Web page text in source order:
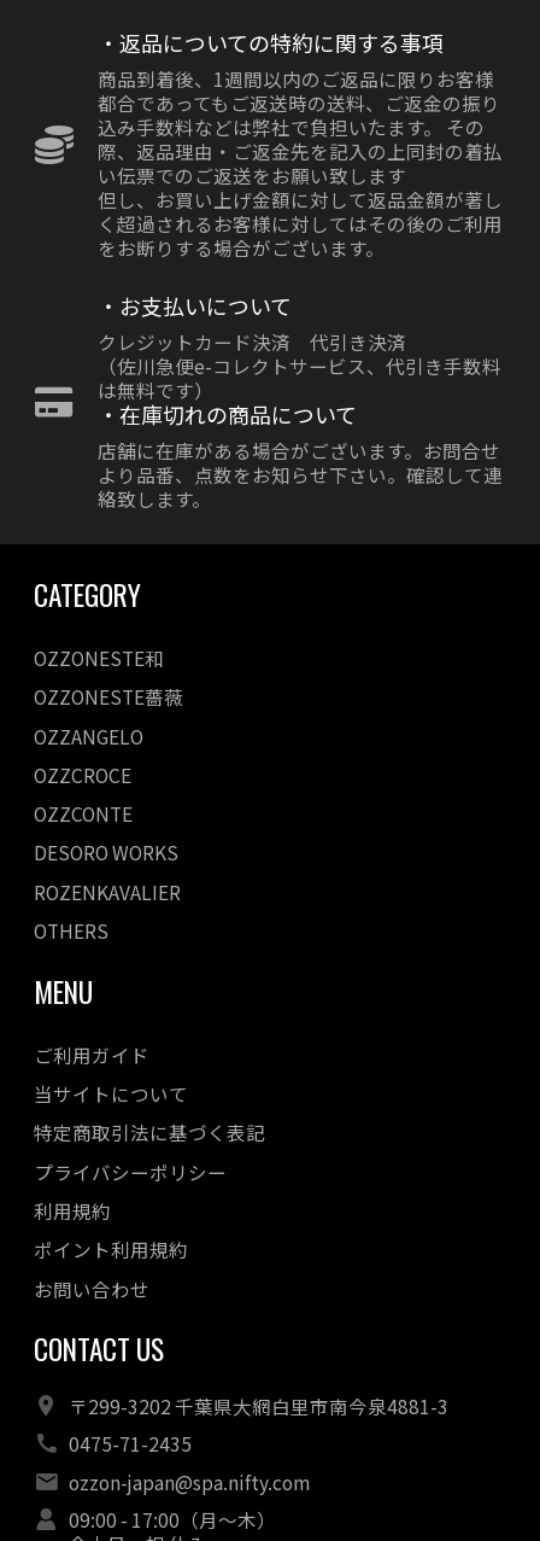
・返品についての特約に関する事項
商品到着後、1週間以内のご返品に限りお客様
都合であってもご返送時の送料、ご返金の振り
込み手数料などは弊社で負担いたます。 その
際、返品理由・ご返金先を記入の上同封の着払
い伝票でのご返送をお願い致します
但し、お買い上げ金額に対して返品金額が著し
く超過されるお客様に対してはその後のご利用
をお断りする場合がございます。
・お支払いについて
クレジットカード決済 代引き決済
（佐川急便e-コレクトサービス、代引き手数料
は無料です）
・在庫切れの商品について
店舗に在庫がある場合がございます。お問合せ
より品番、点数をお知らせ下さい。確認して連
絡致します。
CATEGORY
OZZONESTE和
OZZONESTE薔薇
OZZANGELO
OZZCROCE
OZZCONTE
DESORO WORKS
ROZENKAVALIER
OTHERS
MENU
ご利用ガイド
当サイトについて
特定商取引法に基づく表記
プライバシーポリシー
利用規約
ポイント利用規約
お問い合わせ
CONTACT US
〒299-3202 千葉県大網白里市南今泉4881-3
0475-71-2435
ozzon-japan@spa.nifty.com
09:00 - 17:00（月～木）